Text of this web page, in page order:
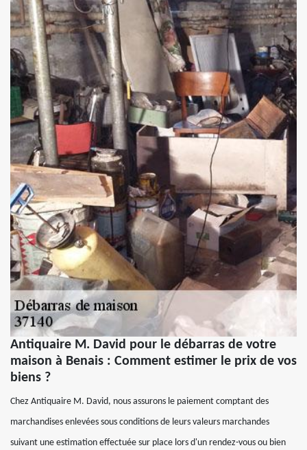
Antiquaire M. David pour le débarras de votre
maison à Benais : Comment estimer le prix de vos
biens ?
Chez Antiquaire M. David, nous assurons le paiement comptant des
marchandises enlevées sous conditions de leurs valeurs marchandes
suivant une estimation effectuée sur place lors d'un rendez-vous ou bien